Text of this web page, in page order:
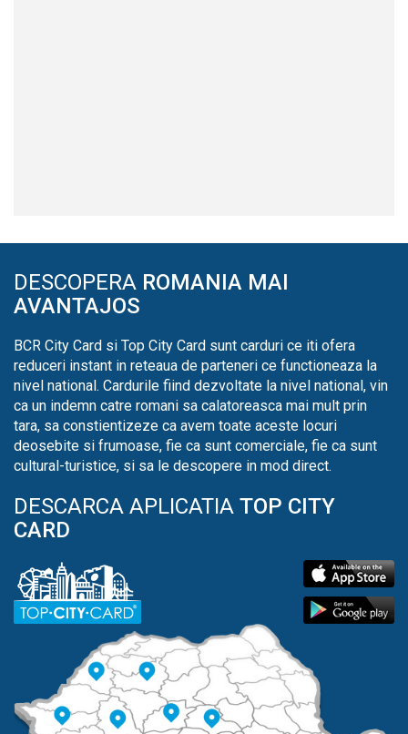
DESCOPERA ROMANIA MAI
AVANTAJOS
BCR City Card si Top City Card sunt carduri ce iti ofera
reduceri instant in reteaua de parteneri ce functioneaza la
nivel national. Cardurile fiind dezvoltate la nivel national, vin
ca un indemn catre romani sa calatoreasca mai mult prin
tara, sa constientizeze ca avem toate aceste locuri
deosebite si frumoase, fie ca sunt comerciale, fie ca sunt
cultural-turistice, si sa le descopere in mod direct.
DESCARCA APLICATIA TOP CITY
CARD